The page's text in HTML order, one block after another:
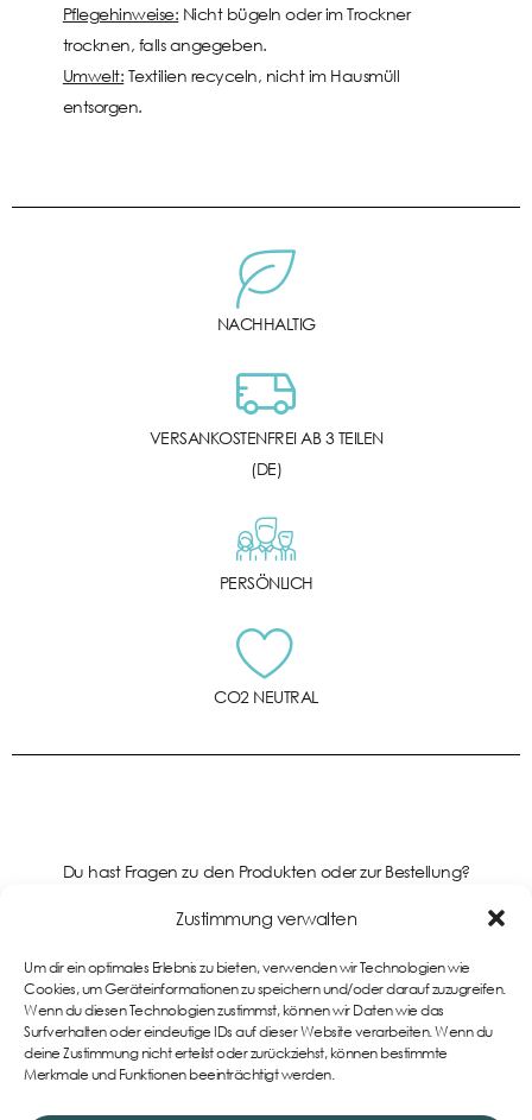
Zustimmung verwalten
Um dir ein optimales Erlebnis zu bieten, verwenden wir Technologien wie
Cookies, um Geräteinformationen zu speichern und/oder darauf zuzugreifen.
Wenn du diesen Technologien zustimmst, können wir Daten wie das
Surfverhalten oder eindeutige IDs auf dieser Website verarbeiten. Wenn du
deine Zustimmung nicht erteilst oder zurückziehst, können bestimmte
Merkmale und Funktionen beeinträchtigt werden.
Pflegehinweise: Nicht bügeln oder im Trockner
trocknen, falls angegeben.
Umwelt: Textilien recyceln, nicht im Hausmüll
entsorgen.
NACHHALTIG
VERSANKOSTENFREI AB 3 TEILEN
(DE)
PERSÖNLICH
CO2 NEUTRAL
Du hast Fragen zu den Produkten oder zur Bestellung?
Support